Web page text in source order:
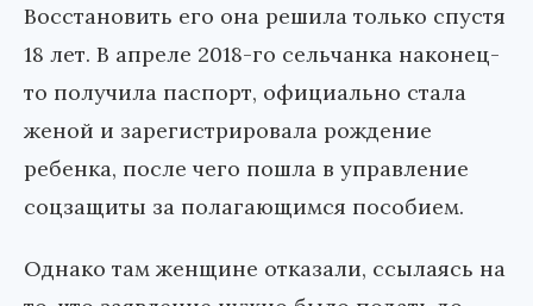
Восстановить его она решила только спустя
18 лет. В апреле 2018-го сельчанка наконец-
то получила паспорт, официально стала
женой и зарегистрировала рождение
ребенка, после чего пошла в управление
соцзащиты за полагающимся пособием.
Однако там женщине отказали, ссылаясь на